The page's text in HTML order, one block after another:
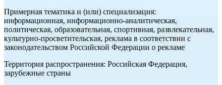
Примерная тематика и (или) специализация:
информационная, информационно-аналитическая,
политическая, образовательная, спортивная, развлекательная,
культурно-просветительская, реклама в соответствии с
законодательством Российской Федерации о рекламе
Территория распространения: Российская Федерация,
зарубежные страны